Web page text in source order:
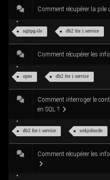
Com­ment récu­pé­rer la pile
sqlrpg-ile db2 for i service
Com­ment récu­pé­rer les
opm db2 for i service
Com­ment inter­ro­ger le
en SQL ?
db2 for i service wrk­jobscde
Com­ment récu­pé­rer les